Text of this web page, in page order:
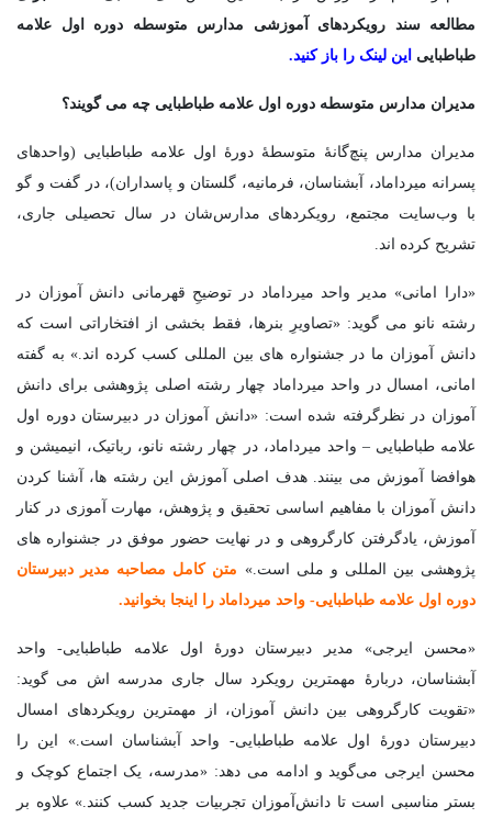
مطالعه سند رویکردهای آموزشی مدارس متوسطه دوره اول علامه
طباطبایی این لینک را باز کنید.
مدیران مدارس متوسطه دوره اول علامه طباطبایی چه می گویند؟
مدیران مدارس پنچ‌گانۀ متوسطۀ دورۀ اول علامه طباطبایی (واحدهای
پسرانه میرداماد، آبشناسان، فرمانیه، گلستان و پاسداران)، در گفت و گو
با وب‌سایت مجتمع، رویکردهای مدارس‌شان در سال تحصیلی جاری،
تشریح کرده اند.
«دارا امانی» مدیر واحد میرداماد در توضیحِ قهرمانی دانش آموزان در
رشته نانو می گوید: «تصاویرِ بنرها، فقط بخشی از افتخاراتی است که
دانش آموزان ما در جشنواره های بین المللی کسب کرده اند.» به گفته
امانی، امسال در واحد میرداماد چهار رشته اصلی پژوهشی برای دانش
آموزان در نظرگرفته شده است: «دانش آموزان در دبیرستان دوره اول
علامه طباطبایی – واحد میرداماد، در چهار رشته نانو، رباتیک، انیمیشن و
هوافضا آموزش می بینند. هدف اصلی آموزش این رشته ها، آشنا کردن
دانش آموزان با مفاهیم اساسی تحقیق و پژوهش، مهارت آموزی در کنار
آموزش، یادگرفتن کارگروهی و در نهایت حضور موفق در جشنواره های
پژوهشی بین المللی و ملی است.» متن کامل مصاحبه مدیر دبیرستان
دوره اول علامه طباطبایی- واحد میرداماد را اینجا بخوانید.
«محسن ایرجی» مدیر دبیرستان دورۀ اول علامه طباطبایی- واحد
آبشناسان، دربارۀ مهمترین رویکرد سال جاری مدرسه اش می گوید:
«تقویت کارگروهی بین دانش آموزان، از مهمترین رویکردهای امسال
دبیرستان دورۀ اول علامه طباطبایی- واحد آبشناسان است.» این را
محسن ایرجی می‌گوید و ادامه می دهد: «مدرسه، یک اجتماع کوچک و
بستر مناسبی است تا دانش‌آموزان تجربیات جدید کسب کنند.» علاوه بر